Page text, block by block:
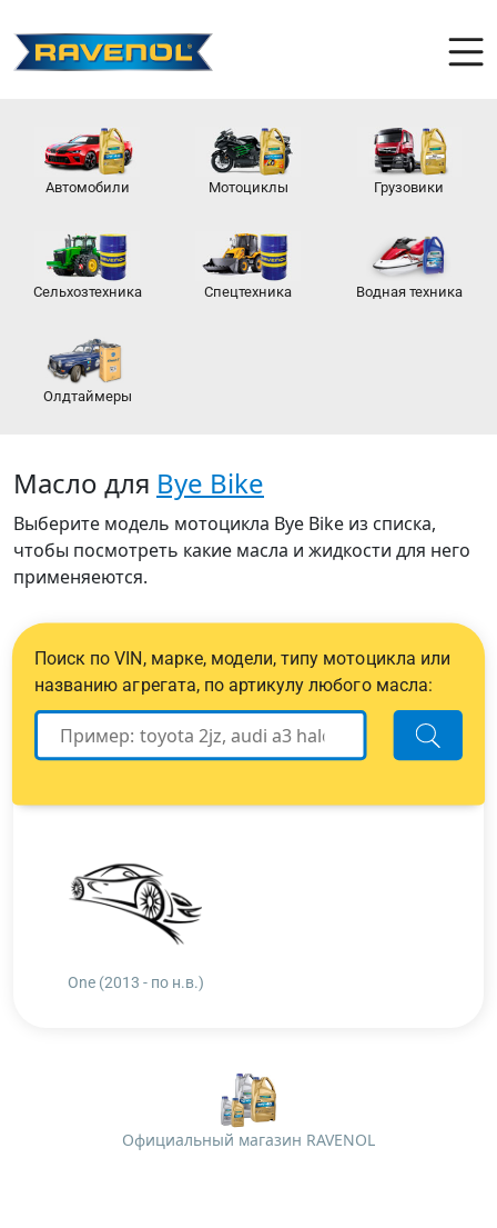
Автомобили Мотоциклы Грузовики
Сельхозтехника Спецтехника Водная техника
Олдтаймеры
Масло для Bye Bike
Выберите модель мотоцикла Bye Bike из списка,
чтобы посмотреть какие масла и жидкости для него
применяеются.
Поиск по VIN, марке, модели, типу мотоцикла или
названию агрегата, по артикулу любого масла:
One (2013 - по н.в.)
Официальный магазин RAVENOL